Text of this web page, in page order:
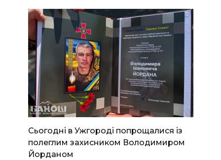
Сьогодні в Ужгороді попрощалися із
полеглим захисником Володимиром
Йорданом